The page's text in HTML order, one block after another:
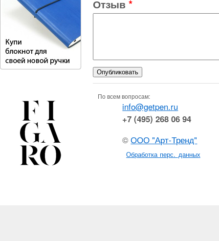
Отзыв *
По всем вопросам:
info@getpen.ru
+7 (495) 268 06 94
©ООО "Арт-Тренд"
Обработка перс. данных